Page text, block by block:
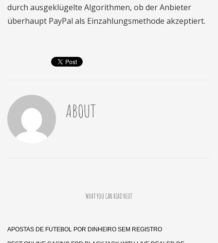
durch ausgeklügelte Algorithmen, ob der Anbieter
überhaupt PayPal als Einzahlungsmethode akzeptiert.
ABOUT
WHAT YOU CAN READ NEXT
APOSTAS DE FUTEBOL POR DINHEIRO SEM REGISTRO